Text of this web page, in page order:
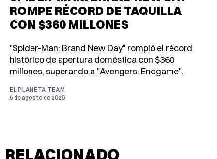
ROMPE RÉCORD DE TAQUILLA
CON $360 MILLONES
"Spider-Man: Brand New Day" rompió el récord
histórico de apertura doméstica con $360
millones, superando a "Avengers: Endgame".
EL PLANETA TEAM
5 de agosto de 2026
RELACIONADO